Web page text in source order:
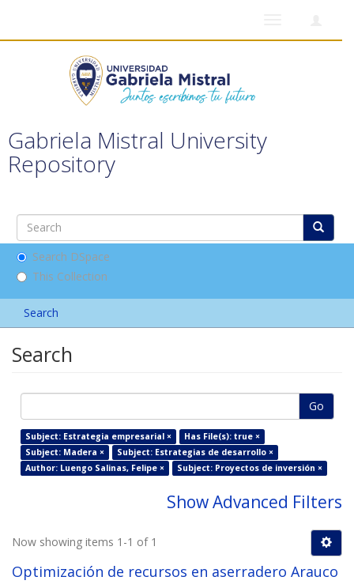
Gabriela Mistral University
Repository
Search DSpace
This Collection
Search
Search
Go
Subject: Estrategia empresarial ×
Has File(s): true ×
Subject: Madera ×
Subject: Estrategias de desarrollo ×
Author: Luengo Salinas, Felipe ×
Subject: Proyectos de inversión ×
Show Advanced Filters
Now showing items 1-1 of 1
Optimización de recursos en aserradero Arauco